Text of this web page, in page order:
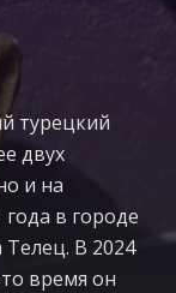
турецкий
двух
и на
в городе
В 2024
время он